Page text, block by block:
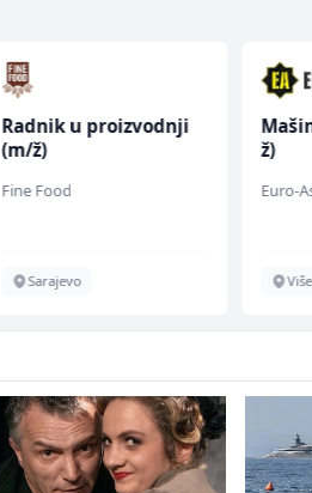
Radnik u proizvodnji
(m/ž)
Fine Food
Sarajevo
ž)
Euro-